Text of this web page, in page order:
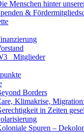
Menschen hinter
&
Mitglieder
Borders
Klimakrise,
in Zeiten
Spuren –